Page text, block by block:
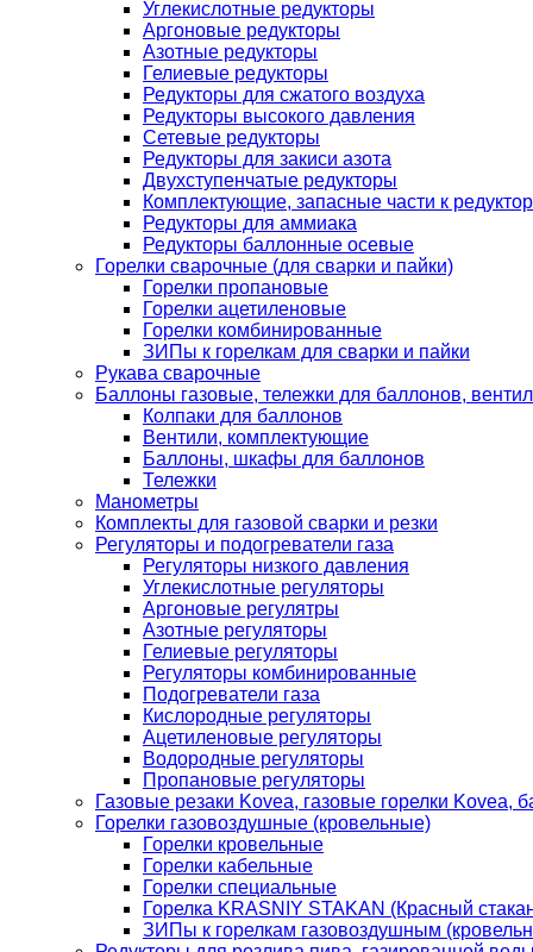
Углекислотные редукторы
Аргоновые редукторы
Азотные редукторы
Гелиевые редукторы
Редукторы для сжатого воздуха
Редукторы высокого давления
Сетевые редукторы
Редукторы для закиси азота
Двухступенчатые редукторы
Комплектующие, запасные части к
Редукторы для аммиака
Редукторы баллонные осевые
Горелки сварочные (для сварки и пайки)
Горелки пропановые
Горелки ацетиленовые
Горелки комбинированные
ЗИПы к горелкам для сварки и пайки
Рукава сварочные
Баллоны газовые, тележки для баллонов,
Колпаки для баллонов
Вентили, комплектующие
Баллоны, шкафы для баллонов
Тележки
Манометры
Комплекты для газовой сварки и резки
Регуляторы и подогреватели газа
Регуляторы низкого давления
Углекислотные регуляторы
Аргоновые регулятры
Азотные регуляторы
Гелиевые регуляторы
Регуляторы комбинированные
Подогреватели газа
Кислородные регуляторы
Ацетиленовые регуляторы
Водородные регуляторы
Пропановые регуляторы
Газовые резаки Kovea, газовые горелки Kovea,
Горелки газовоздушные (кровельные)
Горелки кровельные
Горелки кабельные
Горелки специальные
Горелка KRASNIY STAKAN (Красный
ЗИПы к горелкам газовоздушным